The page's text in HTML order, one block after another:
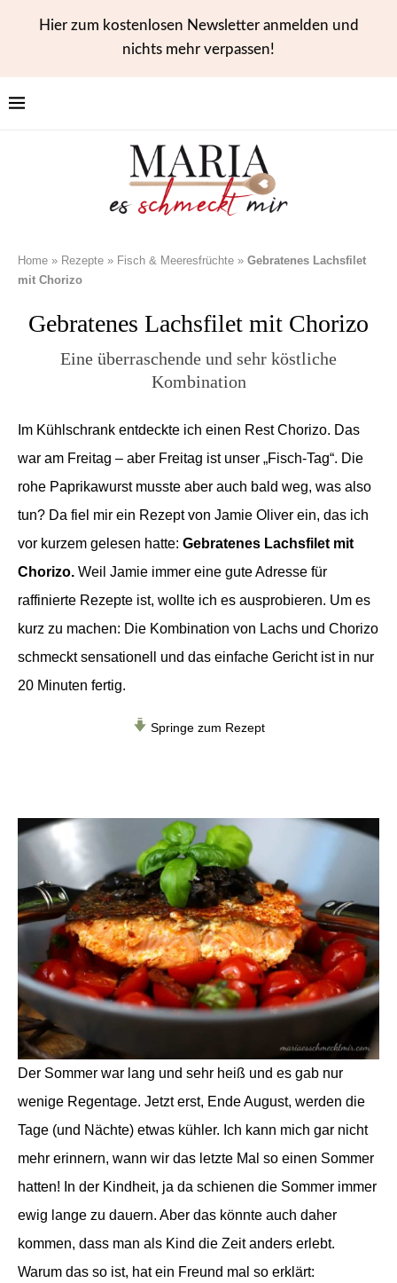
Hier zum kostenlosen Newsletter anmelden und
nichts mehr verpassen!
Home » Rezepte » Fisch & Meeresfrüchte » Gebratenes Lachsfilet
mit Chorizo
Gebratenes Lachsfilet mit Chorizo
Eine überraschende und sehr köstliche
Kombination
Im Kühlschrank entdeckte ich einen Rest Chorizo. Das
war am Freitag – aber Freitag ist unser „Fisch-Tag“. Die
rohe Paprikawurst musste aber auch bald weg, was also
tun? Da fiel mir ein Rezept von Jamie Oliver ein, das ich
vor kurzem gelesen hatte: Gebratenes Lachsfilet mit
Chorizo. Weil Jamie immer eine gute Adresse für
raffinierte Rezepte ist, wollte ich es ausprobieren. Um es
kurz zu machen: Die Kombination von Lachs und Chorizo
schmeckt sensationell und das einfache Gericht ist in nur
20 Minuten fertig.
Springe zum Rezept
Der Sommer war lang und sehr heiß und es gab nur
wenige Regentage. Jetzt erst, Ende August, werden die
Tage (und Nächte) etwas kühler. Ich kann mich gar nicht
mehr erinnern, wann wir das letzte Mal so einen Sommer
hatten! In der Kindheit, ja da schienen die Sommer immer
ewig lange zu dauern. Aber das könnte auch daher
kommen, dass man als Kind die Zeit anders erlebt.
Warum das so ist, hat ein Freund mal so erklärt: